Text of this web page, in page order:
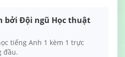
bởi Đội ngũ Học thuật
tiếng Anh 1 kèm 1 trực
đầu.